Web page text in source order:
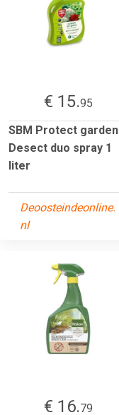
€ 15.95
SBM Protect garden
Desect duo spray 1
liter
Deoosteindeonline.
nl
€ 16.79